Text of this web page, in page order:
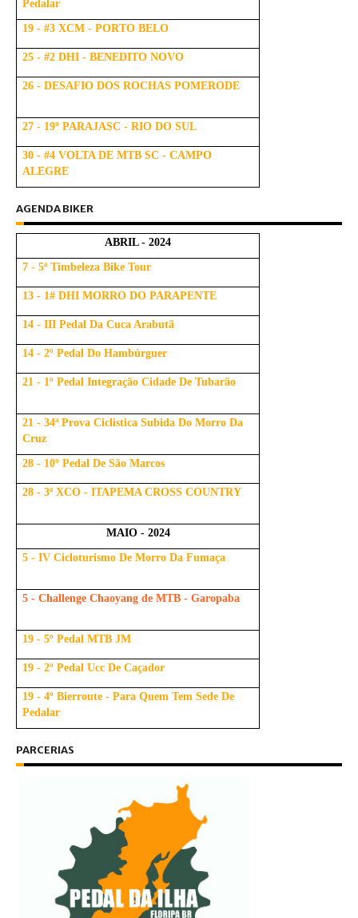
Pedalar
19 - #3 XCM - PORTO BELO
25 - #2 DHI - BENEDITO NOVO
26 - DESAFIO DOS ROCHAS POMERODE
27 - 19º PARAJASC - RIO DO SUL
30 - #4 VOLTA DE MTB SC - CAMPO
ALEGRE
AGENDA BIKER
ABRIL - 2024
7 - 5ª Timbeleza Bike Tour
13 - 1# DHI MORRO DO PARAPENTE
14 - III Pedal Da Cuca Arabutã
14 - 2º Pedal Do Hambúrguer
21 - 1º Pedal Integração Cidade De Tubarão
21 - 34ª Prova Ciclistica Subida Do Morro Da
Cruz
28 - 10º Pedal De São Marcos
28 - 3ª XCO - ITAPEMA CROSS COUNTRY
MAIO - 2024
5 - IV Cicloturismo De Morro Da Fumaça
5 - Challenge Chaoyang de MTB - Garopaba
19 - 5º Pedal MTB JM
19 - 2º Pedal Ucc De Caçador
19 - 4º Bierroute - Para Quem Tem Sede De
Pedalar
PARCERIAS